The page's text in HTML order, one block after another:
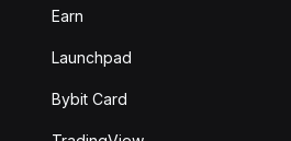
Earn
Launchpad
Bybit Card